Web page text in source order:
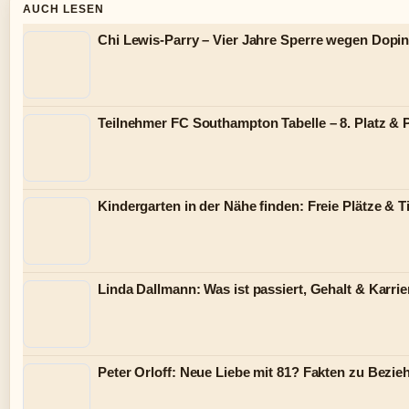
AUCH LESEN
Chi Lewis-Parry – Vier Jahre Sperre wegen
Teilnehmer FC Southampton Tabelle – 8. Platz &
Kindergarten in der Nähe finden: Freie Plätze &
Linda Dallmann: Was ist passiert, Gehalt &
Peter Orloff: Neue Liebe mit 81? Fakten zu